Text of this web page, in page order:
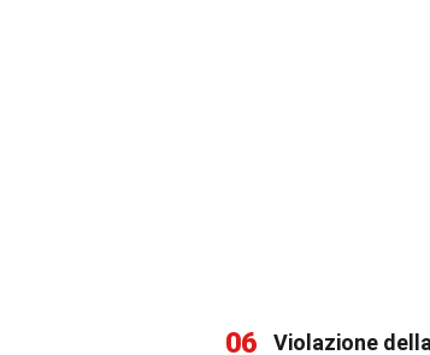
06 Violazione